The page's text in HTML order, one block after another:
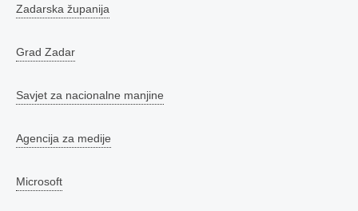
Zadarska županija
Grad Zadar
Savjet za nacionalne manjine
Agencija za medije
Microsoft